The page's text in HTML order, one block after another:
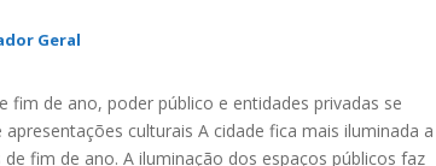
Geral
fim de ano, poder público e entidades privadas se
culturais A cidade fica mais iluminada a
fim de ano. A iluminação dos espaços públicos faz